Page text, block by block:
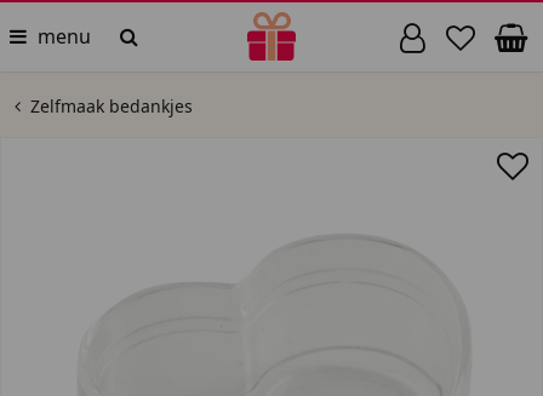
menu
Zelfmaak bedankjes